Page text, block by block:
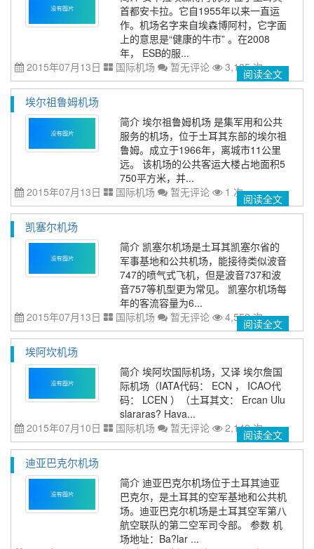
首都安卡拉。它自1955年以来一直运
作。机场名字来自埃森博阿村，它字面
上的意思是“健康的牛市” 。在2008
年， ESB的服...
2015年07月13日
国际机场 暂无评论 3,185 次阅读全文
埃尔祖鲁姆机场
简介 埃尔祖鲁姆机场 是集军用和公共
服务的机场，位于土耳其东部的埃尔祖
鲁姆。成立于1966年，离城市11公里
远。 该机场的公共客运大楼占地面积5
750平方米，并...
2015年07月13日
国际机场 暂无评论 1 次阅读全文
凯塞尔机场
简介 凯塞尔机场是土耳其凯塞尔省的
军事基地和公共机场，能接待类似波音
747的喷气式飞机，但是波音737和波
音757等机型更为常见。 凯塞尔机场每
年的客流容量为6...
2015年07月13日
国际机场 暂无评论 4,552 次阅读全文
埃阿坎机场
简介 埃阿坎国际机场，又译 埃尔詹国
际机场（IATA代码： ECN ， ICAO代
码： LCEN ）（土耳其文： Ercan Ulu
slararas? Hava...
2015年07月10日
国际机场 暂无评论 2,142 次阅读全文
迪亚巴克尔机场
简介 迪亚巴克尔机场位于土耳其迪亚
巴克尔，是土耳其的空军基地和公共机
场。迪亚巴克尔机场是土耳其空军第八
航空联队的第二空军司令部。 参数 机
场地址：Ba?lar ...